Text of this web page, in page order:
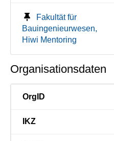
Fakultät für
Bauingenieurwesen,
Hiwi Mentoring
Organisationsdaten
OrgID
IKZ